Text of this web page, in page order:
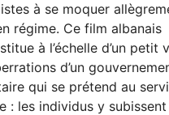
à se moquer
régime. Ce film albanais
à l’échelle d’un petit
d’un
qui se prétend au
: les individus y subissent